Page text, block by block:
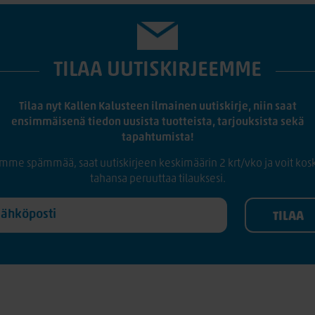
TILAA UUTISKIRJEEMME
Tilaa nyt Kallen Kalusteen ilmainen uutiskirje, niin saat
ensimmäisenä tiedon uusista tuotteista, tarjouksista sekä
tapahtumista!
spämmää, saat uutiskirjeen keskimäärin 2 krt/vko ja voit
tahansa peruuttaa tilauksesi.